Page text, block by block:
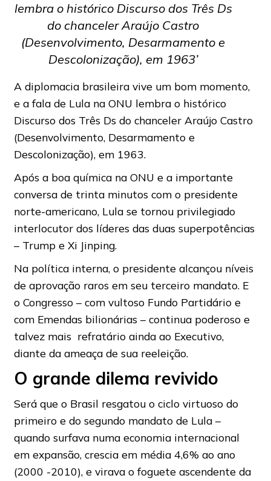
lembra o histórico Discurso dos Três Ds
do chanceler Araújo Castro
(Desenvolvimento, Desarmamento e
Descolonização), em 1963’
A diplomacia brasileira vive um bom momento,
e a fala de Lula na ONU lembra o histórico
Discurso dos Três Ds do chanceler Araújo Castro
(Desenvolvimento, Desarmamento e
Descolonização), em 1963.
Após a boa química na ONU e a importante
conversa de trinta minutos com o presidente
norte-americano, Lula se tornou privilegiado
interlocutor dos líderes das duas superpotências
– Trump e Xi Jinping.
Na política interna, o presidente alcançou níveis
de aprovação raros em seu terceiro mandato. E
o Congresso – com vultoso Fundo Partidário e
com Emendas bilionárias – continua poderoso e
talvez mais refratário ainda ao Executivo,
diante da ameaça de sua reeleição.
O grande dilema revivido
Será que o Brasil resgatou o ciclo virtuoso do
primeiro e do segundo mandato de Lula –
quando surfava numa economia internacional
em expansão, crescia em média 4,6% ao ano
(2000 -2010), e virava o foguete ascendente da